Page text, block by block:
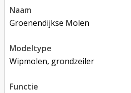
naam
Groenendijkse Molen
modeltype
Wipmolen, grondzeiler
functie